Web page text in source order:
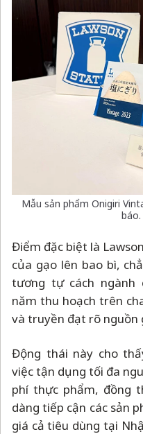
Mẫu sản phẩm Onigiri
báo.
Điểm đặc biệt là
của gạo lên bao bì,
tương tự cách ngành
năm thu hoạch trên
và truyền đạt rõ nguồn
Động thái này cho
việc tận dụng tối đa
phí thực phẩm, đồng
dàng tiếp cận các sản
giá cả tiêu dùng tại